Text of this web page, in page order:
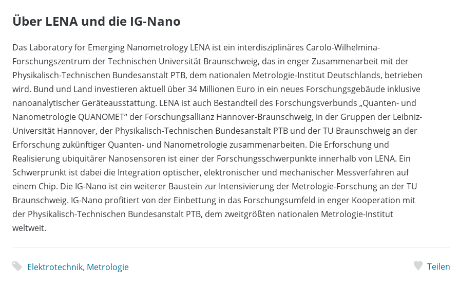
Über LENA und die IG-Nano
Das Laboratory for Emerging Nanometrology LENA ist ein interdisziplinäres Carolo-Wilhelmina-
Forschungszentrum der Technischen Universität Braunschweig, das in enger Zusammenarbeit mit der
Physikalisch-Technischen Bundesanstalt PTB, dem nationalen Metrologie-Institut Deutschlands, betrieben
wird. Bund und Land investieren aktuell über 34 Millionen Euro in ein neues Forschungsgebäude inklusive
nanoanalytischer Geräteausstattung. LENA ist auch Bestandteil des Forschungsverbunds „Quanten- und
Nanometrologie QUANOMET“ der Forschungsallianz Hannover-Braunschweig, in der Gruppen der Leibniz-
Universität Hannover, der Physikalisch-Technischen Bundesanstalt PTB und der TU Braunschweig an der
Erforschung zukünftiger Quanten- und Nanometrologie zusammenarbeiten. Die Erforschung und
Realisierung ubiquitärer Nanosensoren ist einer der Forschungsschwerpunkte innerhalb von LENA. Ein
Schwerprunkt ist dabei die Integration optischer, elektronischer und mechanischer Messverfahren auf
einem Chip. Die IG-Nano ist ein weiterer Baustein zur Intensivierung der Metrologie-Forschung an der TU
Braunschweig. IG-Nano profitiert von der Einbettung in das Forschungsumfeld in enger Kooperation mit
der Physikalisch-Technischen Bundesanstalt PTB, dem zweitgrößten nationalen Metrologie-Institut
weltweit.
Elektrotechnik, Metrologie Teilen